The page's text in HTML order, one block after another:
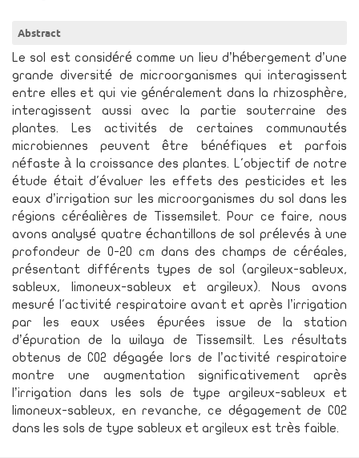
Abstract
Le sol est considéré comme un lieu d’hébergement d’une
grande diversité de microorganismes qui interagissent
entre elles et qui vie généralement dans la rhizosphère,
interagissent aussi avec la partie souterraine des
plantes. Les activités de certaines communautés
microbiennes peuvent être bénéfiques et parfois
néfaste à la croissance des plantes. L'objectif de notre
étude était d'évaluer les effets des pesticides et les
eaux d’irrigation sur les microorganismes du sol dans les
régions céréalières de Tissemsilet. Pour ce faire, nous
avons analysé quatre échantillons de sol prélevés à une
profondeur de 0-20 cm dans des champs de céréales,
présentant différents types de sol (argileux-sableux,
sableux, limoneux-sableux et argileux). Nous avons
mesuré l'activité respiratoire avant et après l’irrigation
par les eaux usées épurées issue de la station
d’épuration de la wilaya de Tissemsilt. Les résultats
obtenus de CO2 dégagée lors de l’activité respiratoire
montre une augmentation significativement après
l’irrigation dans les sols de type argileux-sableux et
limoneux-sableux, en revanche, ce dégagement de CO2
dans les sols de type sableux et argileux est très faible.